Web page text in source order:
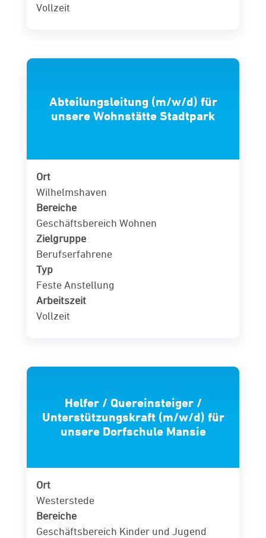
Vollzeit
Abteilungsleitung (m/w/d) für
unsere Wohnstätte Stadtpark
Ort
Wilhelmshaven
Bereiche
Geschäftsbereich Wohnen
Zielgruppe
Berufserfahrene
Typ
Feste Anstellung
Arbeitszeit
Vollzeit
Helfer / Quereinsteiger /
Unterstützungskraft (m/w/d) für
unsere Dorfschule Mansie
Ort
Westerstede
Bereiche
Geschäftsbereich Kinder und Jugend